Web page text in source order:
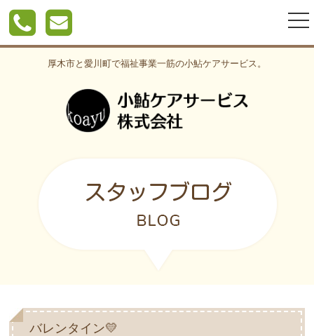
厚木市と愛川町で福祉事業一筋の小鮎ケアサービス。
バレンタイン💛